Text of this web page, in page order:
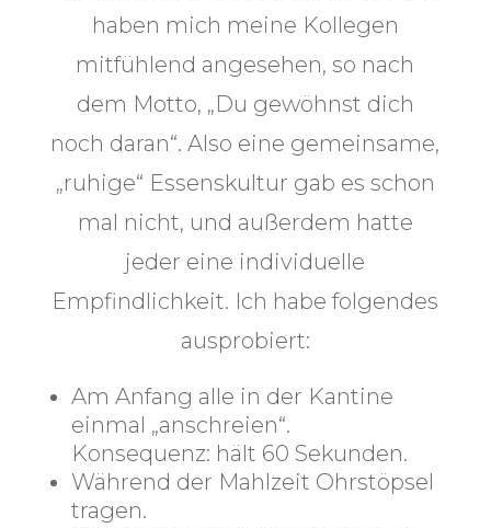
haben mich meine Kollegen
mitfühlend angesehen, so nach
dem Motto, „Du gewöhnst dich
noch daran“. Also eine gemeinsame,
„ruhige“ Essenskultur gab es schon
mal nicht, und außerdem hatte
jeder eine individuelle
Empfindlichkeit. Ich habe folgendes
ausprobiert:
Am Anfang alle in der Kantine
einmal „anschreien“.
Konsequenz: hält 60 Sekunden.
Während der Mahlzeit Ohrstöpsel
tragen.